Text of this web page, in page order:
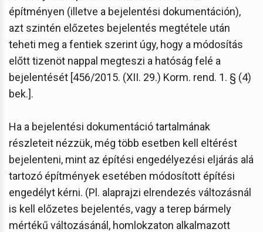
építményen (illetve a bejelentési dokumentáción),
azt szintén előzetes bejelentés megtétele után
teheti meg a fentiek szerint úgy, hogy a módosítás
előtt tizenöt nappal megteszi a hatóság felé a
bejelentését [456/2015. (XII. 29.) Korm. rend. 1. § (4)
bek.].
Ha a bejelentési dokumentáció tartalmának
részleteit nézzük, még több esetben kell eltérést
bejelenteni, mint az építési engedélyezési eljárás alá
tartozó építmények esetében módosított építési
engedélyt kérni. (Pl. alaprajzi elrendezés változásnál
is kell előzetes bejelentés, vagy a terep bármely
mértékű változásánál, homlokzaton alkalmazott